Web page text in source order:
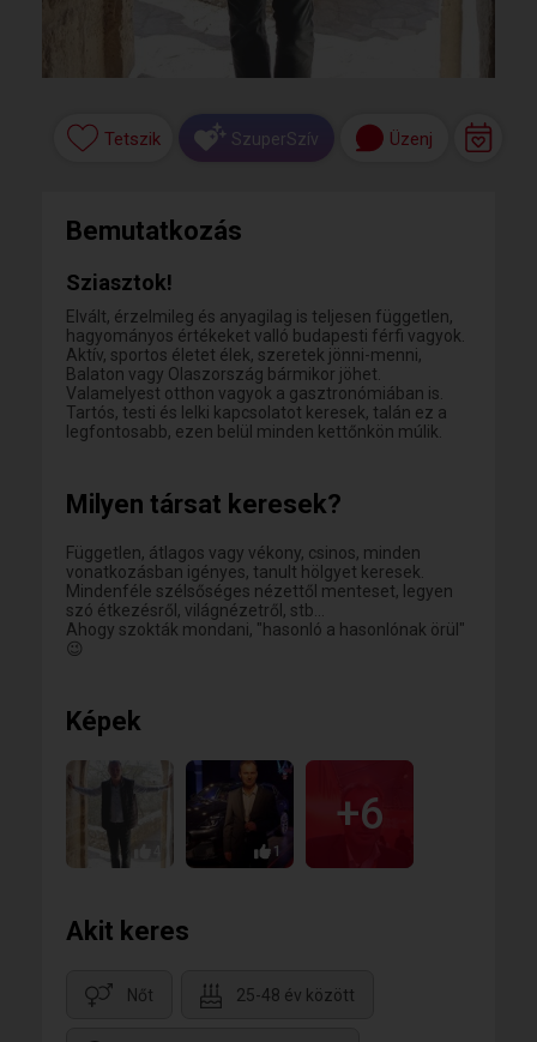
Tetszik SzuperSzív Üzenj
Bemutatkozás
Sziasztok!
Elvált, érzelmileg és anyagilag is teljesen független,
hagyományos értékeket valló budapesti férfi vagyok.
Aktív, sportos életet élek, szeretek jönni-menni,
Balaton vagy Olaszország bármikor jöhet.
Valamelyest otthon vagyok a gasztronómiában is.
Tartós, testi és lelki kapcsolatot keresek, talán ez a
legfontosabb, ezen belül minden kettőnkön múlik.
Milyen társat keresek?
Független, átlagos vagy vékony, csinos, minden
vonatkozásban igényes, tanult hölgyet keresek.
Mindenféle szélsőséges nézettől menteset, legyen
szó étkezésről, világnézetről, stb...
Ahogy szokták mondani, "hasonló a hasonlónak örül"
😉
Képek
1
+6
Akit keres
Nőt 25-48 év között